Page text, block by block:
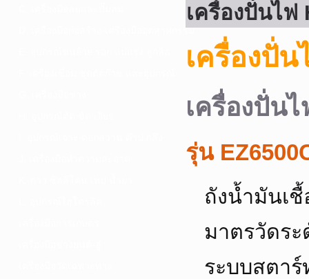
D. เครื่องมือก่อสร้าง-เครื่องมืออุตสาหกรรม
เครื่องปั่นไฟ
เครื่องปั่น
เครื่องปั่น
รุ่น
ถังน้ำมันเ
มาตรวัดร
ระบบสตา